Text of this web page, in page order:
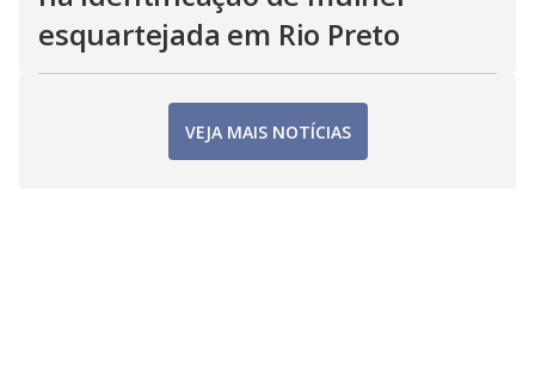
esquartejada em Rio Preto
VEJA MAIS NOTÍCIAS